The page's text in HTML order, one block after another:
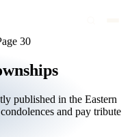
30
published in the Eastern
and pay tribute